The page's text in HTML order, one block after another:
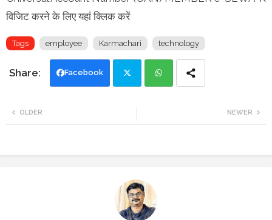
विजिट करने के लिए यहां क्लिक करें
Tags employee Karmachari technology
Facebook
NEWER
OLDER